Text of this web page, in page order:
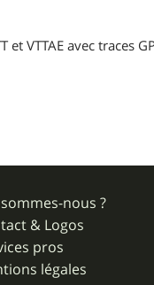
et VTTAE avec traces
nous ?
& Logos
pros
légales